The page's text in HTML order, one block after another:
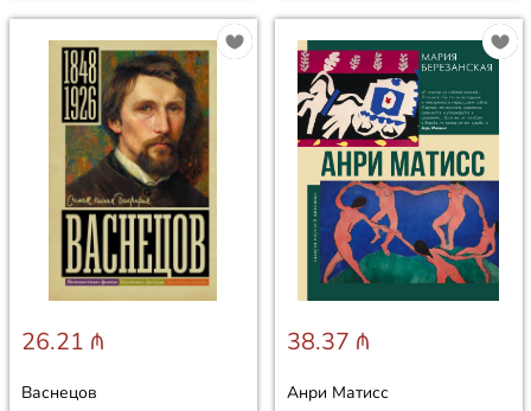
26.21 ₼
Васнецов
38.37 ₼
Анри Матисс